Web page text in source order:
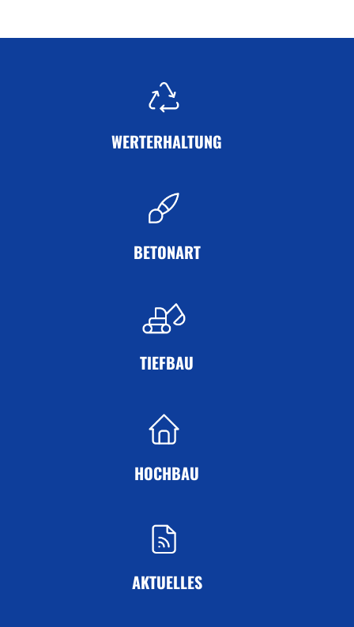
WERTERHALTUNG
BETONART
TIEFBAU
HOCHBAU
AKTUELLES